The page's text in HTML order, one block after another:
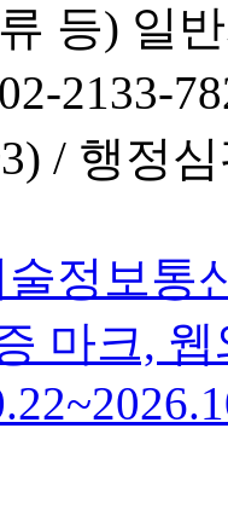
등) 일
2133-
/ 행정심